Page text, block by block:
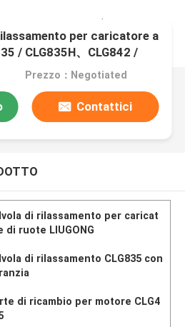
per caricatore a
/ CLG835H、CLG842 /
/ CLG855H Motor
/ CLG4200
Prezzo：Negotiated
Contattici
di rilassamento per caricat
di ruote LIUGONG
di rilassamento CLG835 con
di ricambio per motore CLG4